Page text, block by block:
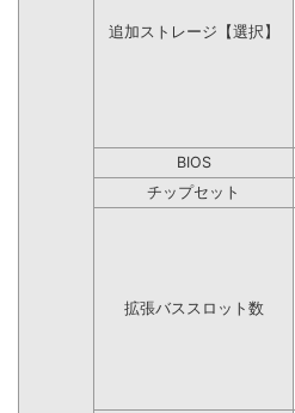
追加ストレージ【選択】
BIOS
チップセット
拡張バススロット数